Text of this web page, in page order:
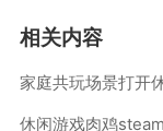
相关内容
家庭共玩场景打开
休闲游戏肉鸡